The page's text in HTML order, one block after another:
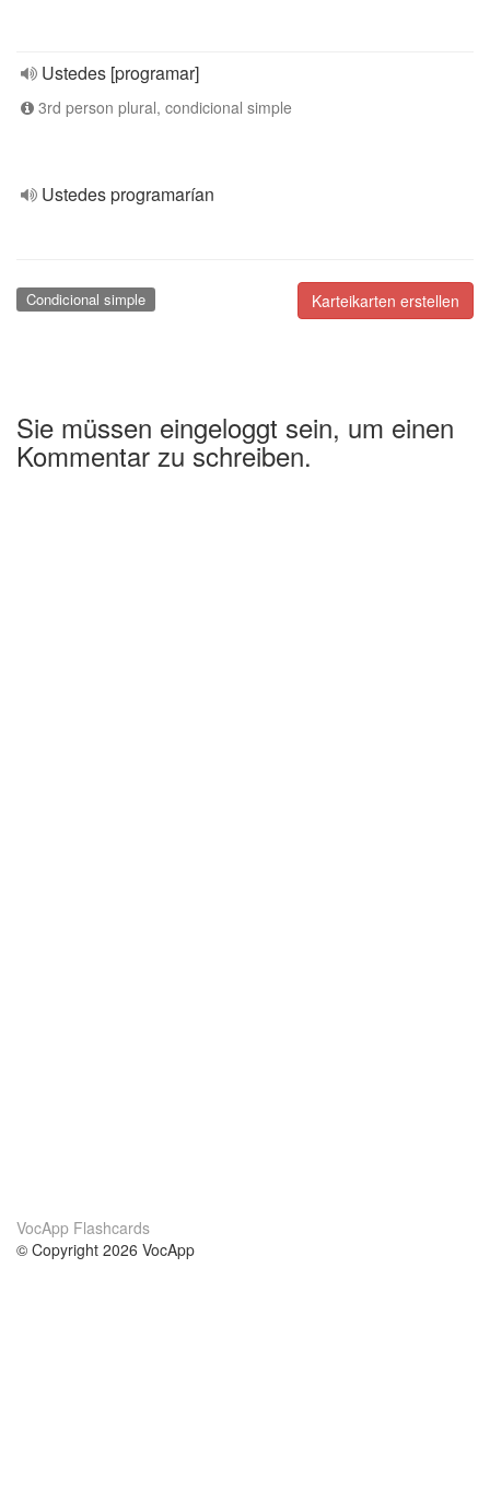
Ustedes [programar]
3rd person plural, condicional simple
Ustedes programarían
Karteikarten erstellen
Condicional simple
Sie müssen eingeloggt sein, um einen
Kommentar zu schreiben.
VocApp Flashcards
© Copyright 2026 VocApp